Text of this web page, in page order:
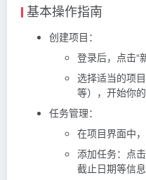
基本操作指南
创建项目 ：
登录后，点击“
选择适当的项
等），开始你的
任务管理：
在项目界面中
添加任务：点
截止日期等信息